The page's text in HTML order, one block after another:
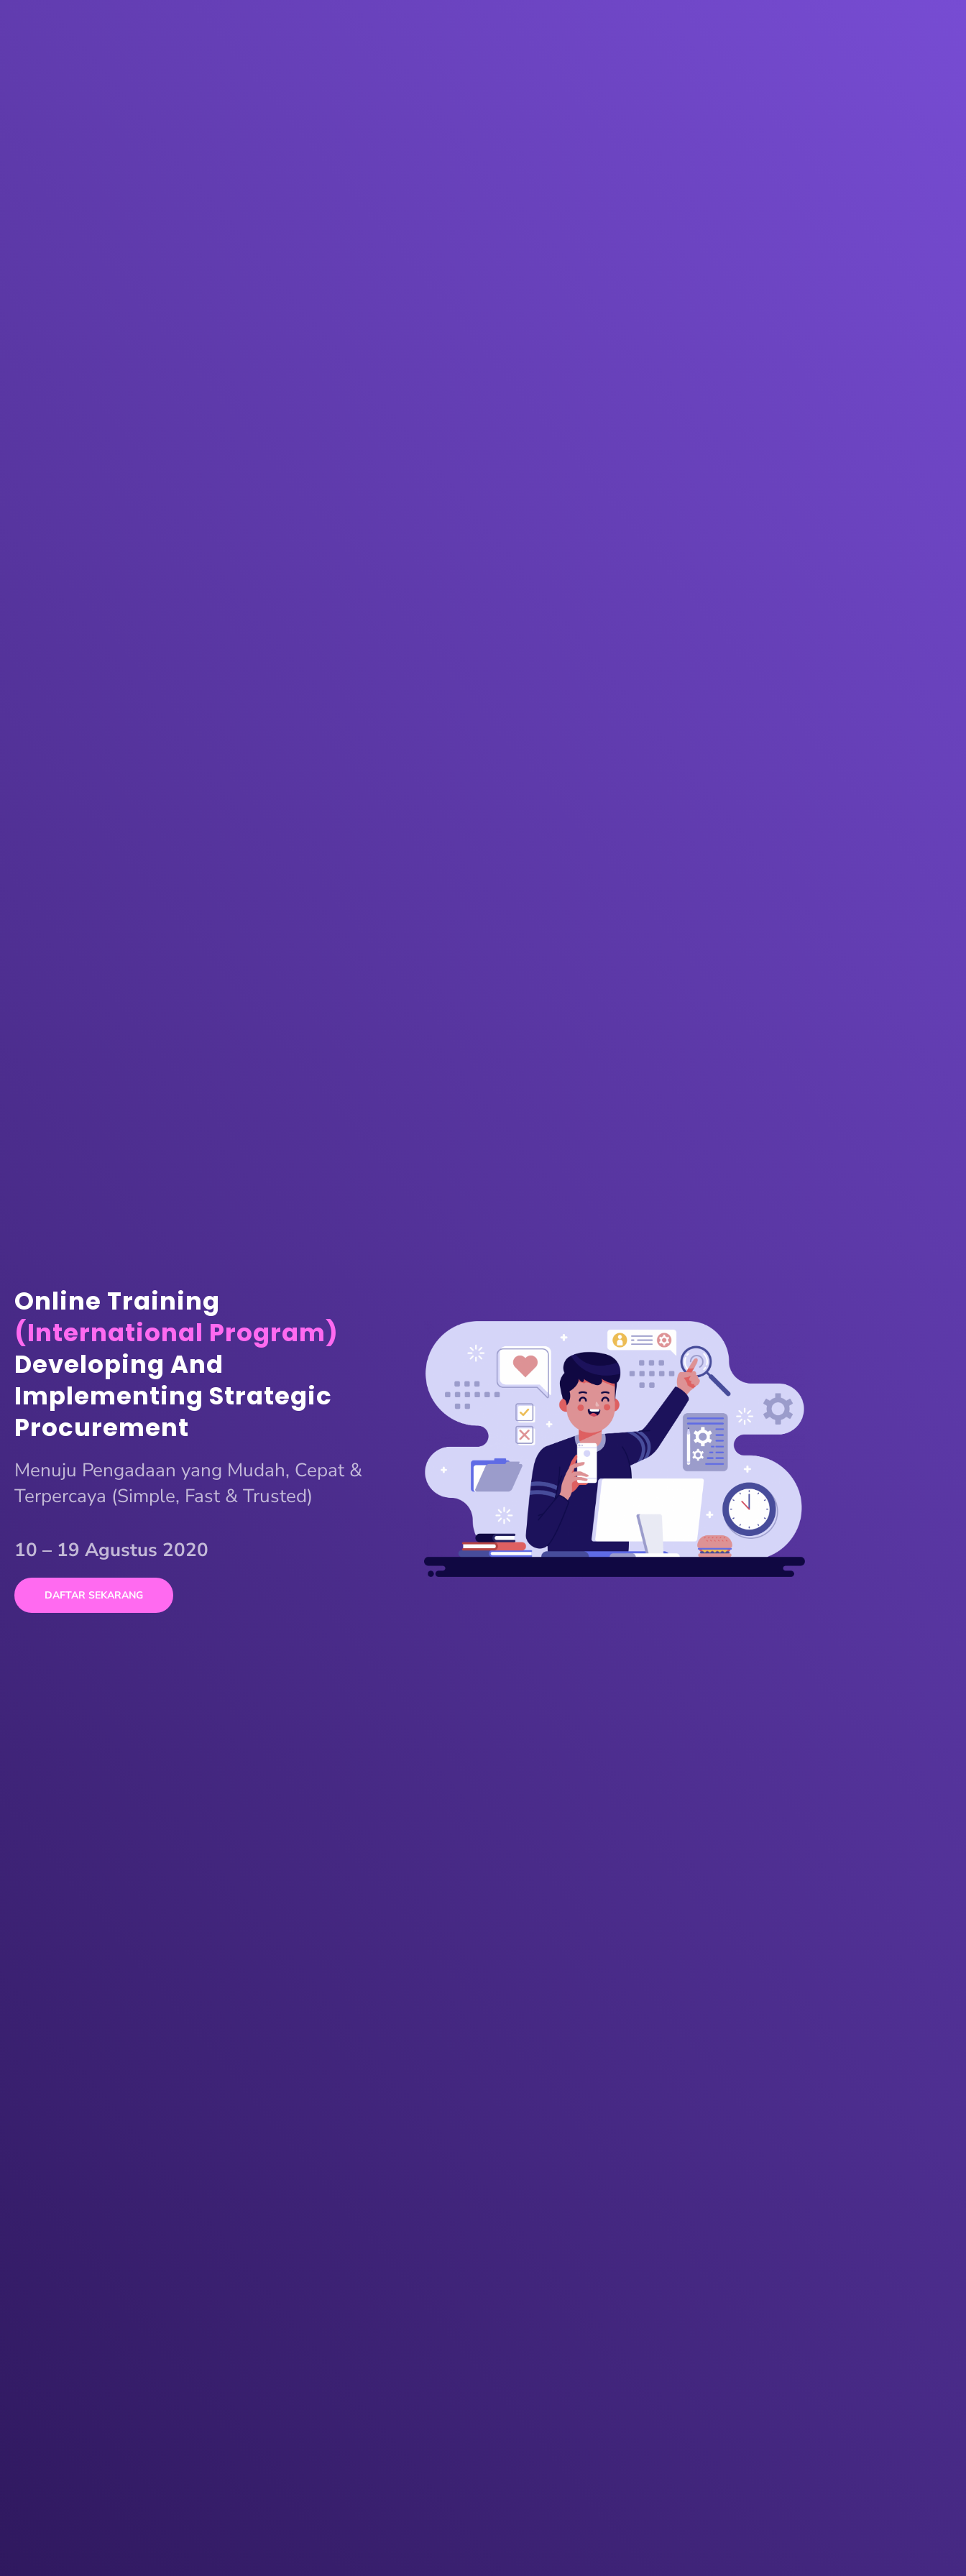
Online Training
(International Program)
Developing And
Implementing Strategic
Procurement
Menuju Pengadaan yang Mudah, Cepat &
Terpercaya (Simple, Fast & Trusted)
10 – 19 Agustus 2020
DAFTAR SEKARANG